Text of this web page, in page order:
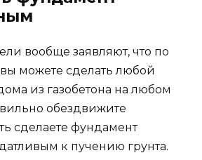
вообще заявляют, что по
можете сделать любой
из газобетона на любом
обездвижите
сделаете фундамент
к пучению грунта.